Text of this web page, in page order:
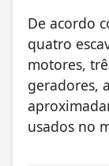
De acordo
quatro
motores,
geradores,
usados no